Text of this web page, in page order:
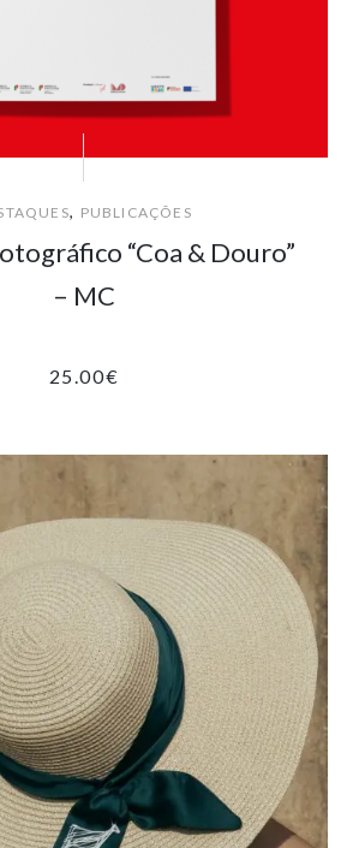
, PUBLICAÇÕES
“Coa & Douro”
– MC
25.00€